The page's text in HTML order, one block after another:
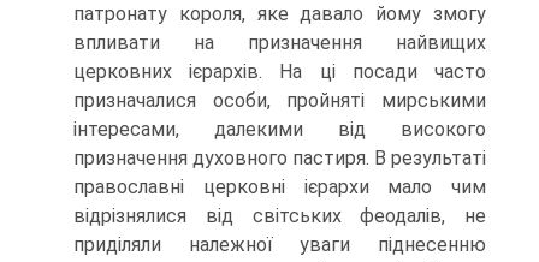
патронату короля, яке давало йому змогу
впливати на призначення найвищих
церковних ієрархів. На ці посади часто
призначалися особи, пройняті мирськими
інтересами, далекими від високого
призначення духовного пастиря. В результаті
православні церковні ієрархи мало чим
відрізнялися від світських феодалів, не
приділяли належної уваги піднесенню